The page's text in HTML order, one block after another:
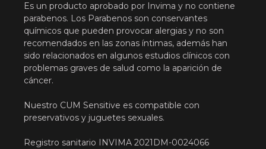
Es un producto aprobado por Invima y no contiene
parabenos. Los Parabenos son conservantes
químicos que pueden provocar alergias y no son
recomendados en las zonas íntimas, además han
sido relacionados en algunos estudios clínicos con
problemas graves de salud como la aparición de
cáncer.
Nuestro CUM Sensitive es compatible con
preservativos y juguetes sexuales.
Registro sanitario INVIMA 2021DM-0024066